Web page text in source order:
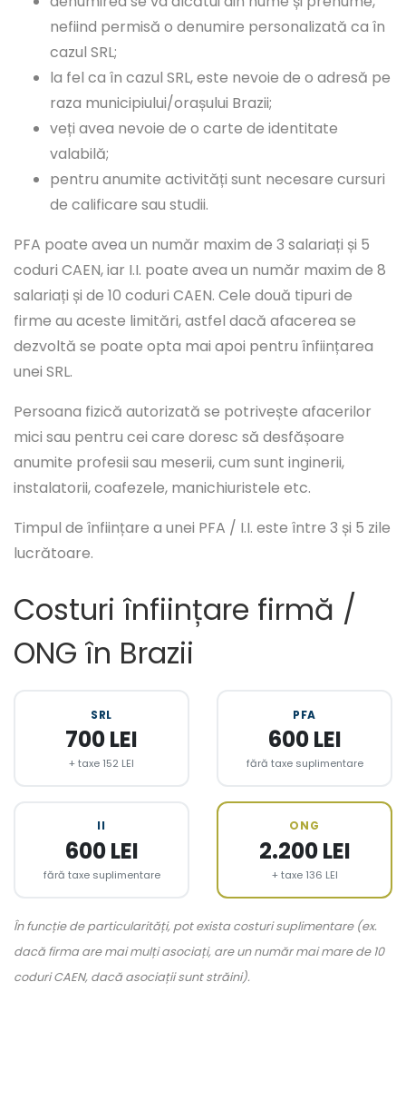
nefiind permisă o denumire personalizată ca în
cazul SRL;
la fel ca în cazul SRL, este nevoie de o adresă pe
raza municipiului/orașului Brazii;
veți avea nevoie de o carte de identitate
valabilă;
pentru anumite activități sunt necesare cursuri
de calificare sau studii.
PFA poate avea un număr maxim de 3 salariați și 5
coduri CAEN, iar I.I. poate avea un număr maxim de 8
salariați și de 10 coduri CAEN. Cele două tipuri de
firme au aceste limitări, astfel dacă afacerea se
dezvoltă se poate opta mai apoi pentru înființarea
unei SRL.
Persoana fizică autorizată se potrivește afacerilor
mici sau pentru cei care doresc să desfășoare
anumite profesii sau meserii, cum sunt inginerii,
instalatorii, coafezele, manichiuristele etc.
Timpul de înființare a unei PFA / I.I. este între 3 și 5 zile
lucrătoare.
Costuri înființare firmă /
ONG în Brazii
SRL
700 LEI
+ taxe 152 LEI
PFA
600 LEI
fără taxe suplimentare
II
600 LEI
fără taxe suplimentare
ONG
2.200 LEI
+ taxe 136 LEI
În funcție de particularități, pot exista costuri suplimentare (ex.
dacă firma are mai mulți asociați, are un număr mai mare de 10
coduri CAEN, dacă asociații sunt străini).